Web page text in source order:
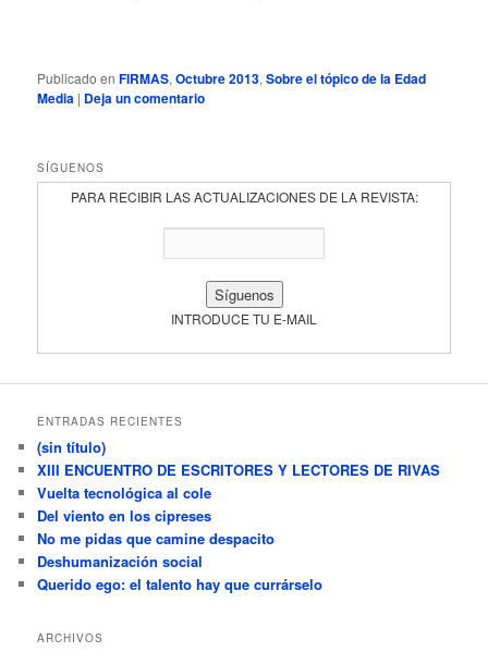
Publicado en FIRMAS,Octubre 2013,Sobre el tópico de la Edad
Media | Deja un comentario
SÍGUENOS
PARA RECIBIR LAS ACTUALIZACIONES DE LA REVISTA:
INTRODUCE TU E-MAIL
ENTRADAS RECIENTES
(sin título)
XIII ENCUENTRO DE ESCRITORES Y LECTORES DE RIVAS
Vuelta tecnológica al cole
Del viento en los cipreses
No me pidas que camine despacito
Deshumanización social
Querido ego: el talento hay que currárselo
ARCHIVOS